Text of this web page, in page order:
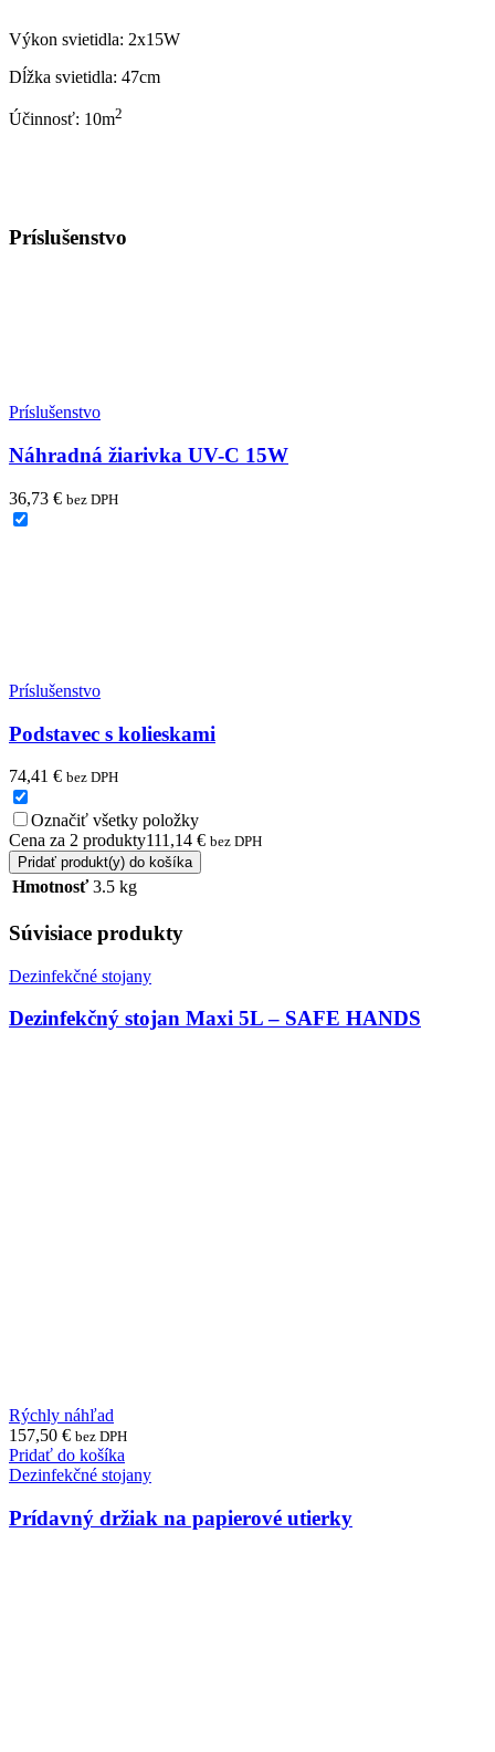
Výkon svietidla: 2x15W
Dĺžka svietidla: 47cm
Účinnosť: 10m2
Príslušenstvo
Príslušenstvo
Náhradná žiarivka UV-C 15W
36,73 € bez DPH
Príslušenstvo
Podstavec s kolieskami
74,41 € bez DPH
Označiť všetky položky
Cena za 2 produkty111,14 € bez DPH
Pridať produkt(y) do košíka
Hmotnosť 3.5 kg
Súvisiace produkty
Dezinfekčné stojany
Dezinfekčný stojan Maxi 5L – SAFE HANDS
Rýchly náhľad
157,50 € bez DPH
Pridať do košíka
Dezinfekčné stojany
Prídavný držiak na papierové utierky